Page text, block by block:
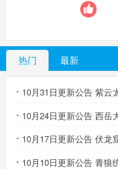
热门 最新
10月31日更新公告 紫云
10月24日更新公告 西岳
10月17日更新公告 伏龙
10月10日更新公告 青狼